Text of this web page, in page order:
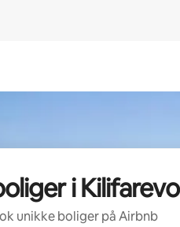
i Kilifarevo
unikke boliger på Airbnb